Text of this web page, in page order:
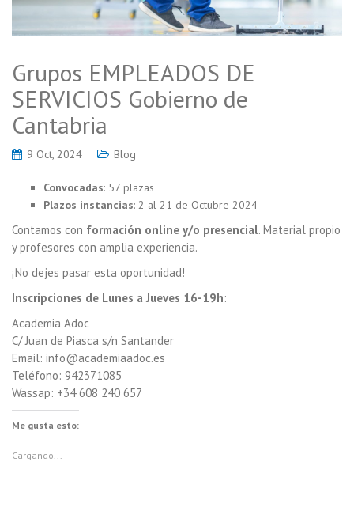
Grupos EMPLEADOS DE
SERVICIOS Gobierno de
Cantabria
9 Oct, 2024 Blog
Convocadas: 57 plazas
Plazos instancias: 2 al 21 de Octubre 2024
Contamos con formación online y/o presencial. Material propio
y profesores con amplia experiencia.
¡No dejes pasar esta oportunidad!
Inscripciones de Lunes a Jueves 16-19h:
Academia Adoc
C/ Juan de Piasca s/n Santander
Email: info@academiaadoc.es
Teléfono: 942371085
Wassap: +34 608 240 657
Me gusta esto:
Cargando...